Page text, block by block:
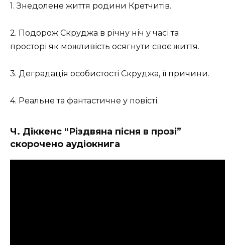
1. Знедолене життя родини Кретчитів.
2. Подорож Скруджа в річну ніч у часі та
просторі як можливість осягнути своє життя.
3. Деградація особистості Скруджа, її причини.
4. Реальне та фантастичне у повісті.
Ч. Діккенс “Різдвяна пісня в прозі”
скорочено аудіокнига